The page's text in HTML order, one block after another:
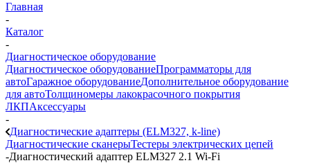
Главная
-
Каталог
-
Диагностическое оборудование
Диагностическое оборудованиеПрограмматоры для
автоГаражное оборудованиеДополнительное оборудование
для автоТолщиномеры лакокрасочного покрытия
ЛКПАксессуары
-
Диагностические адаптеры (ELM327, k-line)
Диагностические сканерыТестеры электрических цепей
-Диагностический адаптер ELM327 2.1 Wi-Fi